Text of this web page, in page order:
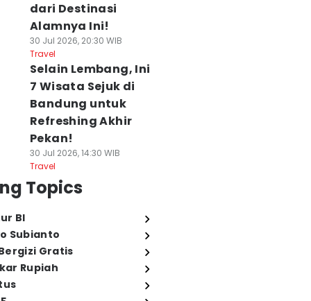
dari Destinasi
Alamnya Ini!
30 Jul 2026, 20:30 WIB
Travel
Selain Lembang, Ini
7 Wisata Sejuk di
Bandung untuk
Refreshing Akhir
Pekan!
30 Jul 2026, 14:30 WIB
Travel
Topics
BI
Subianto
Gratis
Rupiah